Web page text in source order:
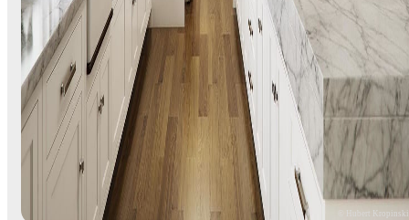
© Hubert Kropinski